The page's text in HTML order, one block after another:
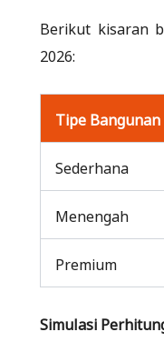
Berikut kisaran
2026:
Tipe Bangunan
Sederhana
Menengah
Premium
Simulasi